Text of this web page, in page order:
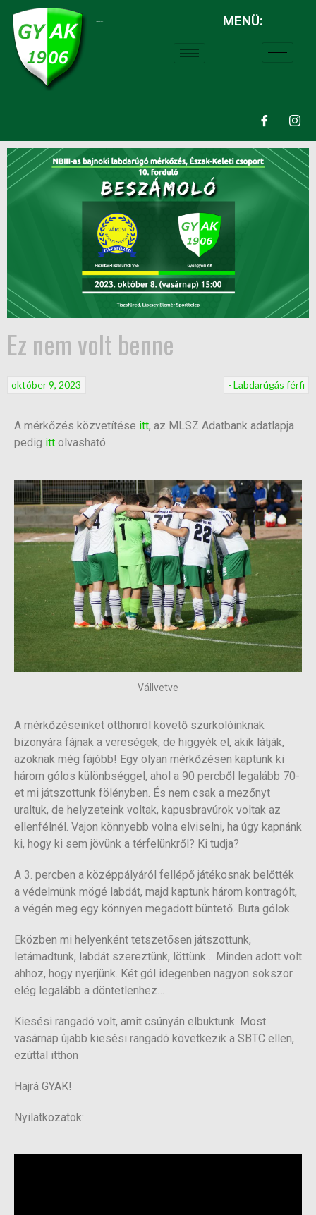
MENÜ:
Ez nem volt benne
- Labdarúgás férfi
október 9, 2023
A mérkőzés közvetítése itt, az MLSZ Adatbank adatlapja
pedig itt olvasható.
Vállvetve
A mérkőzéseinket otthonról követő szurkolóinknak
bizonyára fájnak a vereségek, de higgyék el, akik látják,
azoknak még fájóbb! Egy olyan mérkőzésen kaptunk ki
három gólos különbséggel, ahol a 90 percből legalább 70-
et mi játszottunk fölényben. És nem csak a mezőnyt
uraltuk, de helyzeteink voltak, kapusbravúrok voltak az
ellenfélnél. Vajon könnyebb volna elviselni, ha úgy kapnánk
ki, hogy ki sem jövünk a térfelünkről? Ki tudja?
A 3. percben a középpályáról fellépő játékosnak belőtték
a védelmünk mögé labdát, majd kaptunk három kontragólt,
a végén meg egy könnyen megadott büntető. Buta gólok.
Eközben mi helyenként tetszetősen játszottunk,
letámadtunk, labdát szereztünk, löttünk… Minden adott volt
ahhoz, hogy nyerjünk. Két gól idegenben nagyon sokszor
elég legalább a döntetlenhez…
Kiesési rangadó volt, amit csúnyán elbuktunk. Most
vasárnap újabb kiesési rangadó következik a SBTC ellen,
ezúttal itthon
Hajrá GYAK!
Nyilatkozatok: